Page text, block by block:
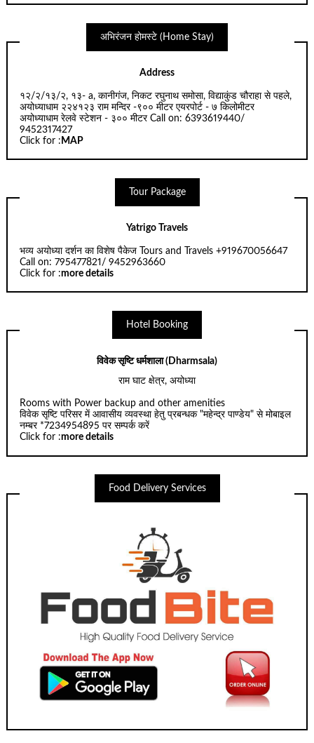
अभिरंजन होमस्टे (Home Stay)
Address
१२/२/१३/२, १३- a, कानीगंज, निकट रघुनाथ समोसा, विद्याकुंड चौराहा से पहले,
अयोध्याधाम २२४१२३ राम मन्दिर -९०० मीटर एयरपोर्ट - ७ किलोमीटर
अयोध्याधाम रेलवे स्टेशन - ३०० मीटर Call on: 6393619440/
9452317427
Click for : MAP
Tour Package
Yatrigo Travels
भव्य अयोध्या दर्शन का विशेष पैकेज Tours and Travels +919670056647
Call on: 795477821/ 9452963660
Click for :more details
Hotel Booking
विवेक सृष्टि धर्मशाला (Dharmsala)
राम घाट क्षेत्र, अयोध्या
Rooms with Power backup and other amenities
विवेक सृष्टि परिसर में आवासीय व्यवस्था हेतु प्रबन्धक "महेन्द्र पाण्डेय" से मोबाइल
नम्बर *7234954895 पर सम्पर्क करें
Click for :more details
Food Delivery Services